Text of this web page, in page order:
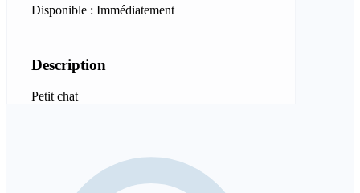
Disponible : Immédiatement
Description
Petit chat